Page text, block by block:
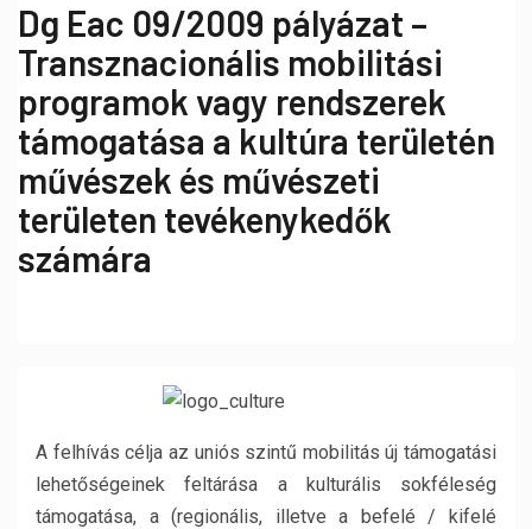
Dg Eac 09/2009 pályázat –
Transznacionális mobilitási
programok vagy rendszerek
támogatása a kultúra területén
művészek és művészeti
területen tevékenykedők
számára
A felhívás célja az uniós szintű mobilitás új támogatási
lehetőségeinek feltárása a kulturális sokféleség
támogatása, a (regionális, illetve a befelé / kifelé